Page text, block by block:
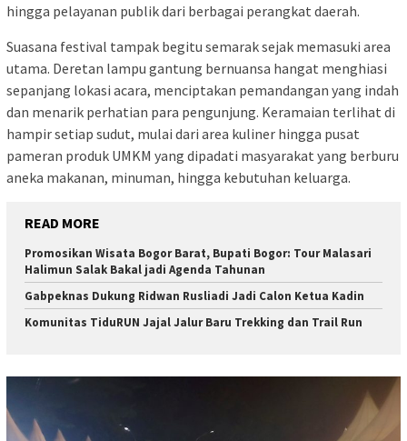
hingga pelayanan publik dari berbagai perangkat daerah.
Suasana festival tampak begitu semarak sejak memasuki area
utama. Deretan lampu gantung bernuansa hangat menghiasi
sepanjang lokasi acara, menciptakan pemandangan yang indah
dan menarik perhatian para pengunjung. Keramaian terlihat di
hampir setiap sudut, mulai dari area kuliner hingga pusat
pameran produk UMKM yang dipadati masyarakat yang berburu
aneka makanan, minuman, hingga kebutuhan keluarga.
READ MORE
Promosikan Wisata Bogor Barat, Bupati Bogor: Tour Malasari
Halimun Salak Bakal jadi Agenda Tahunan
Gabpeknas Dukung Ridwan Rusliadi Jadi Calon Ketua Kadin
Komunitas TiduRUN Jajal Jalur Baru Trekking dan Trail Run